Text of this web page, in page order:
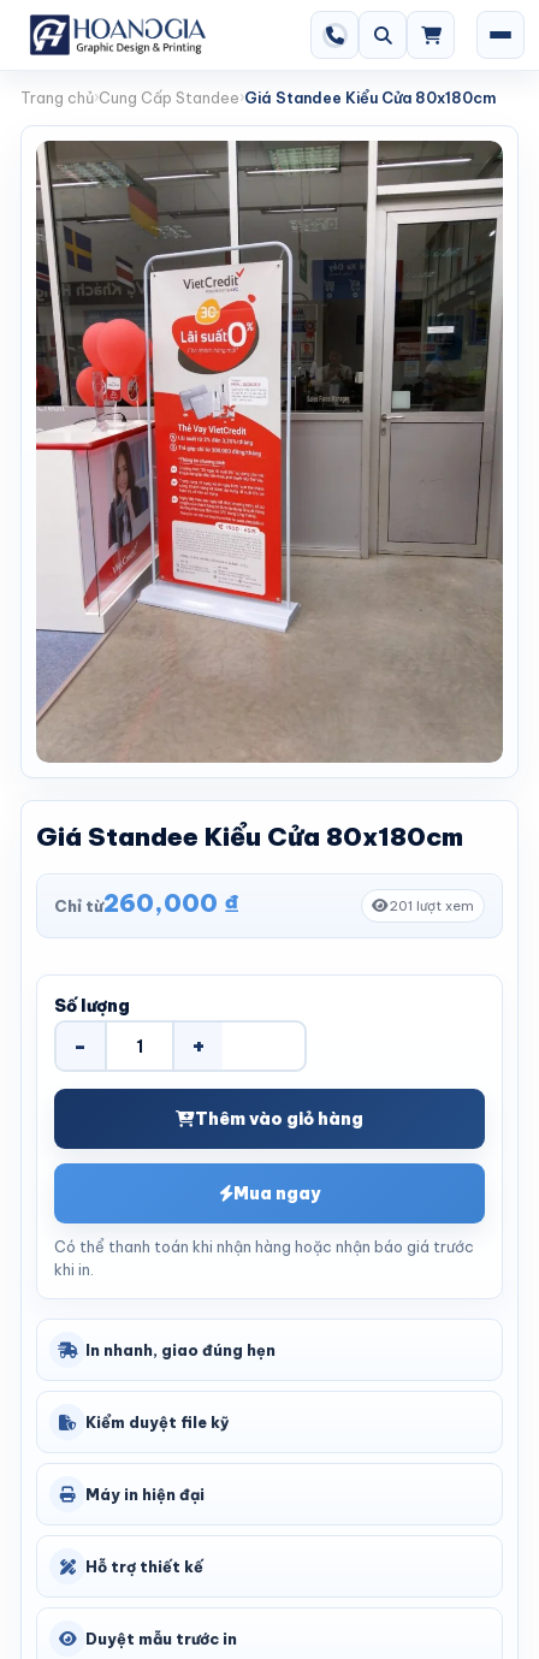
Trang chủ Cung Cấp Standee Giá Standee Kiểu Cửa 80x180cm
Giá Standee Kiểu Cửa 80x180cm
Chỉ từ260,000 ₫ 201 lượt xem
Số lượng
- +
Thêm vào giỏ hàng
Mua ngay
Có thể thanh toán khi nhận hàng hoặc nhận báo giá trước
khi in.
In nhanh, giao đúng hẹn
Kiểm duyệt file kỹ
Máy in hiện đại
Hỗ trợ thiết kế
Duyệt mẫu trước in